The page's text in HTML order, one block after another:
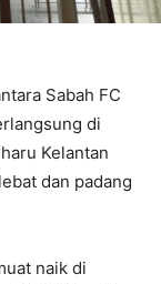
Sabah FC
di
Kelantan
dan padang
naik di